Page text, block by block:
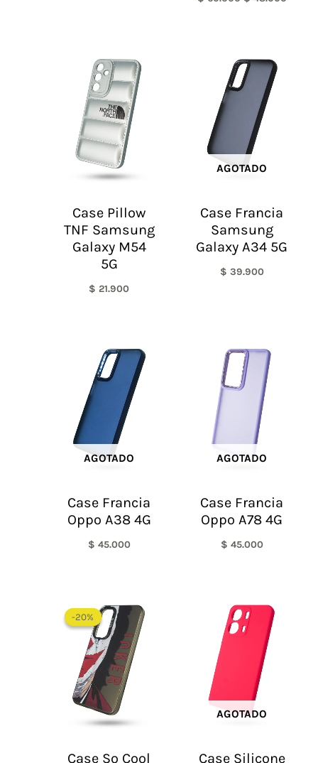
Case Pillow
TNF Samsung
Galaxy M54
5G
$ 21.900
AGOTADO
Case Francia
Samsung
Galaxy A34 5G
$ 39.900
AGOTADO
Case Francia
Oppo A38 4G
$ 45.000
AGOTADO
Case Francia
Oppo A78 4G
$ 45.000
-20%
-20%
Case So Cool
precio
original
era:
$ 60.000.
AGOTADO
Case Silicone